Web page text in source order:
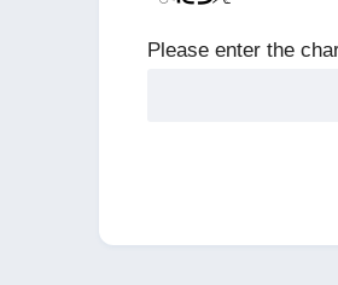
Please enter the